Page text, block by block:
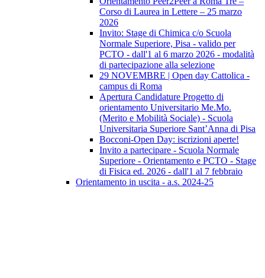
Corso di Laurea in Lettere – 25 marzo
2026
Invito: Stage di Chimica c/o Scuola
Normale Superiore, Pisa - valido per
PCTO - dall'1 al 6 marzo 2026 - modalità
di partecipazione alla selezione
29 NOVEMBRE | Open day Cattolica -
campus di Roma
Apertura Candidature Progetto di
orientamento Universitario Me.Mo.
(Merito e Mobilità Sociale) - Scuola
Universitaria Superiore Sant’Anna di Pisa
Bocconi-Open Day: iscrizioni aperte!
Invito a partecipare - Scuola Normale
Superiore - Orientamento e PCTO - Stage
di Fisica ed. 2026 - dall'1 al 7 febbraio
Orientamento in uscita - a.s. 2024-25